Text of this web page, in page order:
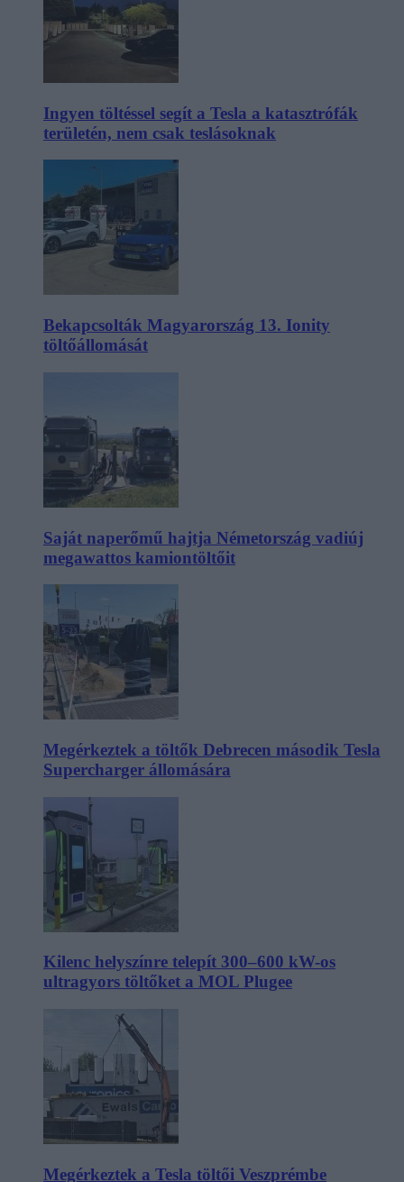
Ingyen töltéssel segít a Tesla a katasztrófák
területén, nem csak teslásoknak
Bekapcsolták Magyarország 13. Ionity
töltőállomását
Saját naperőmű hajtja Németország vadiúj
megawattos kamiontöltőit
Megérkeztek a töltők Debrecen második Tesla
Supercharger állomására
Kilenc helyszínre telepít 300–600 kW-os
ultragyors töltőket a MOL Plugee
Megérkeztek a Tesla töltői Veszprémbe